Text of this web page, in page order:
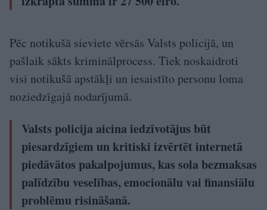
Pēc notikušā sieviete vērsās Valsts policijā, un
pašlaik sākts kriminālprocess. Tiek noskaidroti
visi notikušā apstākļi un iesaistīto personu loma
noziedzīgajā nodarījumā.
Valsts policija aicina iedzīvotājus būt
piesardzīgiem un kritiski izvērtēt internetā
piedāvātos pakalpojumus, kas sola bezmaksas
palīdzību veselības, emocionālu vai finansiālu
problēmu risināšanā.